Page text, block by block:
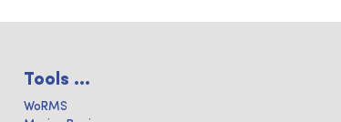
Tools ...
WoRMS